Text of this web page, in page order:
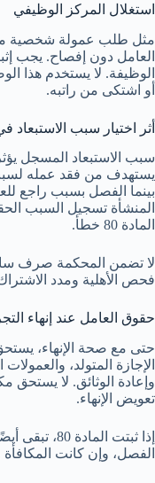
استغلال المركز الوظيفي
مثل طلب عمولة شخصية من
العامل دون إفصاح. يجب
الوظيفة. لا يستخدم هذا
أو اشتكى من راتبه.
أثر اختيار سبب الاستبعاد
سبب الاستبعاد المسجل
يستهدف من فقد عمله
بينما الفصل بسبب راجع
المنشأة تسجيل السبب
المادة 80 خطأ.
لا تضمن المحكمة صرف
فحص الأهلية ومدد
حقوق العامل عند إنهاء
حتى مع صحة الإنهاء،
الإجازة المتولد،
وإعادة الوثائق. لا يستحق
تعويض الإنهاء.
إذا ثبتت
الفصل، وإن كانت